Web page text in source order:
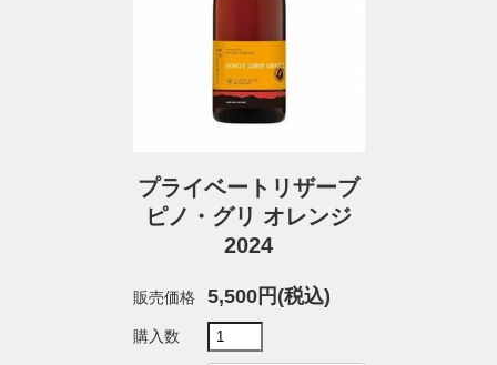
プライベートリザーブ
ピノ・グリ オレンジ
2024
販売価格 5,500円(税込)
購入数